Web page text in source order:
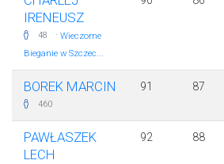
IRENEUSZ
48 · Wieczorne
Bieganie w Szczec...
BOREK MARCIN
460
91 87
PAWŁASZEK
LECH
92 88